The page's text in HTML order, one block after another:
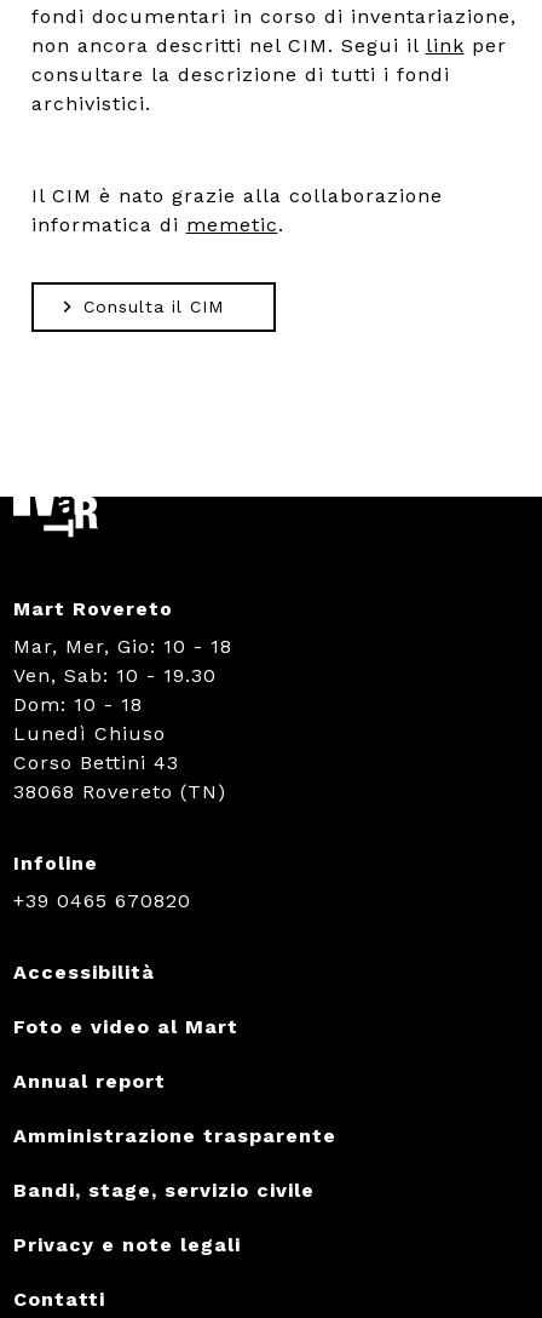
fondi documentari in corso di inventariazione,
non ancora descritti nel CIM. Segui il link per
consultare la descrizione di tutti i fondi
archivistici.
Il CIM è nato grazie alla collaborazione
informatica di memetic.
Consulta il CIM
Mart Rovereto
Mar, Mer, Gio: 10 - 18
Ven, Sab: 10 - 19.30
Dom: 10 - 18
Lunedì Chiuso
Corso Bettini 43
38068 Rovereto (TN)
Infoline
+39 0465 670820
Accessibilità
Foto e video al Mart
Annual report
Amministrazione trasparente
Bandi, stage, servizio civile
Privacy e note legali
Contatti